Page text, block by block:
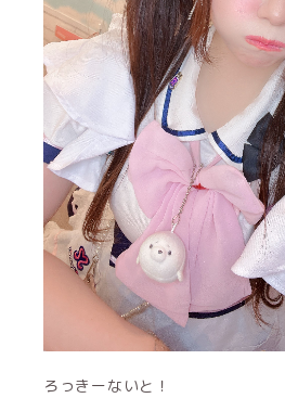
ろっきーないと！